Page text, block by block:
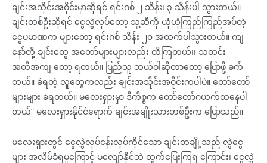
ချင်းအသိုင်းအဝိုင်းမှာဆိုရင် ရင်းဂစ် ၂ သိန်း၊ ၃ သိန်းပါ သွားတယ်။
ချင်းတစ်ဦးဆိုရင် ငွေလွှဲလုပ်တော့ သူ့ဆီကို ယုံယုံကြည်ကြည်အပ်တဲ့
ငွေပမာဏက များတော့ ရင်းဂစ် သိန်း ၂၀ အထက်ပါသွားတယ်။ ကျ
နော်တို့ ချင်းတွေ အတော်များများလည်း ထိကြတယ်၊၊ သတင်း
အတိအကျ တော့ ရတယ်။ ပြည်သူ ဘယ်ဝါဆိုတာတော့ ပြောဖို့ ခက်
တယ်။ ခံရတဲ့ လူတွေကလည်း ချင်းအသိုင်းအဝိုင်းကပါပဲ။ တော်တော်
များများ ခံရတယ်။ မလေးရှားမှာ ဒီကိစ္စက တော်တော်ဂယက်ထနေပါ
တယ်” မလေးရှားနိုင်ငံရောက် ချင်းအမျိုးသားတစ်ဦးက ပြောသည်။
မလေးရှားတွင် ငွေလွှဲလုပ်ငန်းလုပ်ကိုင်သော ချင်းတချို့သည် လွှဲငွေ
များ အလိမ်ခံရမှုကြောင့် မလျော်နိုင်ဘဲ ထွက်ပြေးကြရ ကြောင်း၊ ငွေလွှဲ